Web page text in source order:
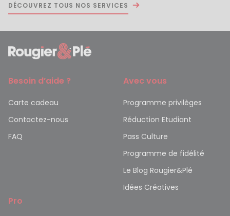
DÉCOUVREZ TOUS NOS SERVICES
Besoin d’aide ?
Carte cadeau
Contactez-nous
FAQ
Avec vous
Programme privilèges
Réduction Etudiant
Pass Culture
Programme de fidélité
Le Blog Rougier&Plé
Idées Créatives
Pro